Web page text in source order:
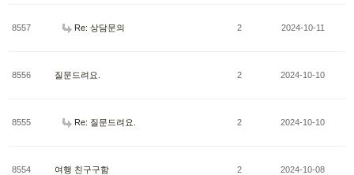
8557 Re: 상담문의 2 2024-10-11
8556 질문드려요. 2 2024-10-10
8555 Re: 질문드려요. 2 2024-10-10
8554 여행 친구구함 2 2024-10-08